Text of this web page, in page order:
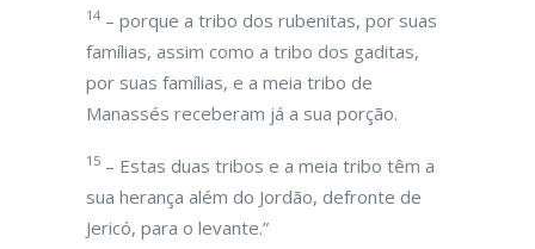
14 – porque a tribo dos rubenitas, por suas
famílias, assim como a tribo dos gaditas,
por suas famílias, e a meia tribo de
Manassés receberam já a sua porção.
15 – Estas duas tribos e a meia tribo têm a
sua herança além do Jordão, defronte de
Jericó, para o levante.”